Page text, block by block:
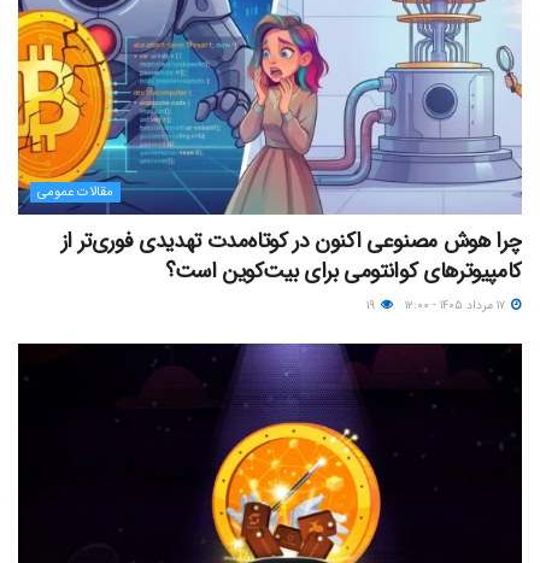
مقالات عمومی
چرا هوش مصنوعی اکنون در کوتاه‌مدت تهدیدی فوری‌تر از
کامپیوترهای کوانتومی برای بیت‌کوین است؟